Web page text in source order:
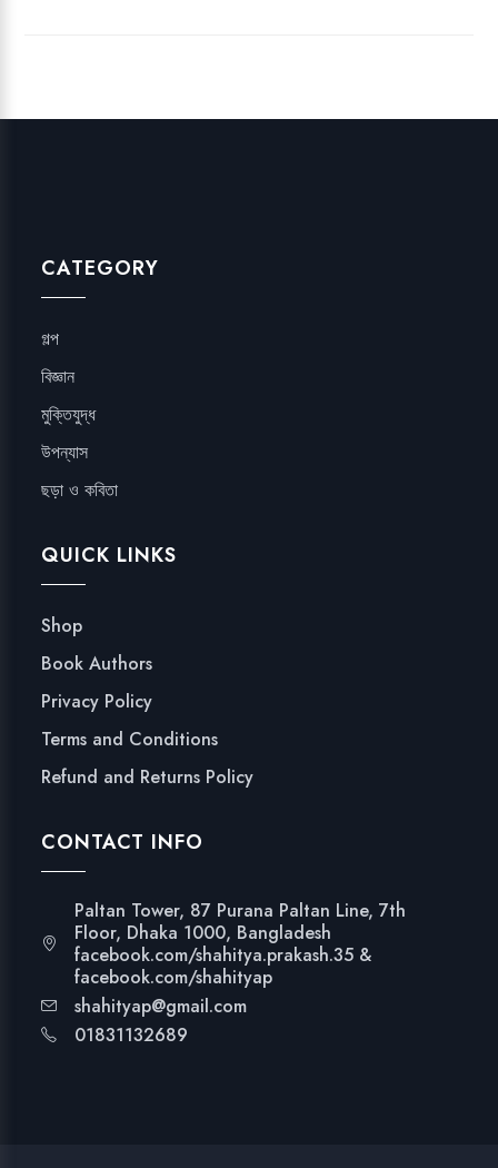
CATEGORY
গল্প
বিজ্ঞান
মুক্তিযুদ্ধ
উপন্যাস
ছড়া ও কবিতা
QUICK LINKS
Shop
Book Authors
Privacy Policy
Terms and Conditions
Refund and Returns Policy
CONTACT INFO
Paltan Tower, 87 Purana Paltan Line, 7th
Floor, Dhaka 1000, Bangladesh
facebook.com/shahitya.prakash.35 &
facebook.com/shahityap
shahityap@gmail.com
01831132689